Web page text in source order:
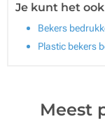
Je kunt het
Bekers
Plastic bekers
Meest